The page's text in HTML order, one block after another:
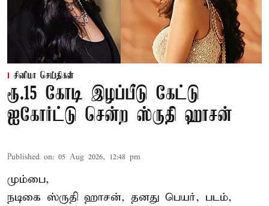
சினிமா செய்திகள்
ரூ.15 கோடி இழப்பீடு கேட்டு
ஐகோர்ட்டு சென்ற ஸ்ருதி ஹாசன்
Published on: 05 Aug 2026, 12:48 pm
மும்பை,
நடிகை ஸ்ருதி ஹாசன், தனது பெயர், படம்,